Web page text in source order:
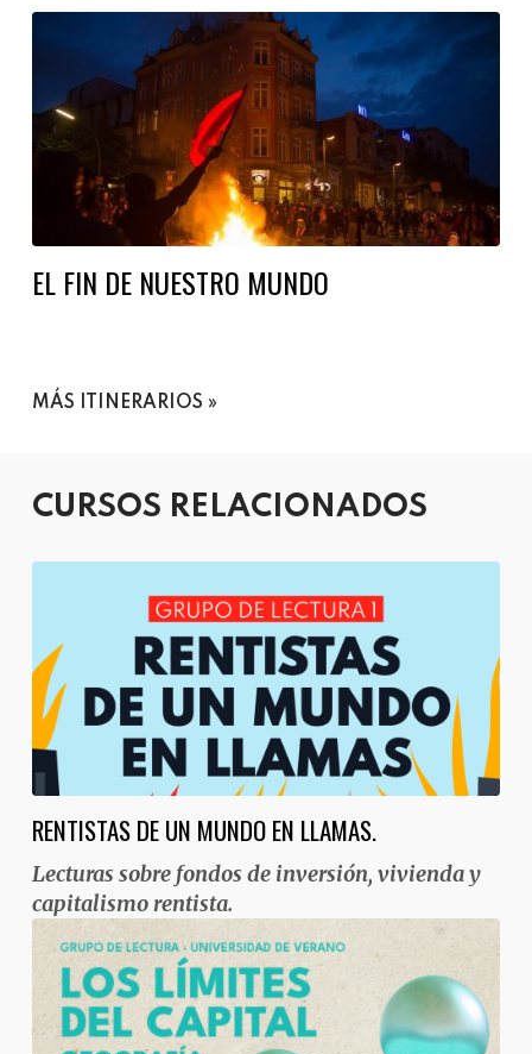
EL FIN DE NUESTRO MUNDO
MÁS ITINERARIOS
CURSOS RELACIONADOS
RENTISTAS DE UN MUNDO EN LLAMAS.
Lecturas sobre fondos de inversión, vivienda y
capitalismo rentista.